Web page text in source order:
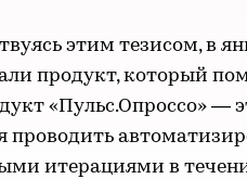
этим тезисом, в
продукт, который
«Пульс.Опроссо» —
проводить
итерациями в